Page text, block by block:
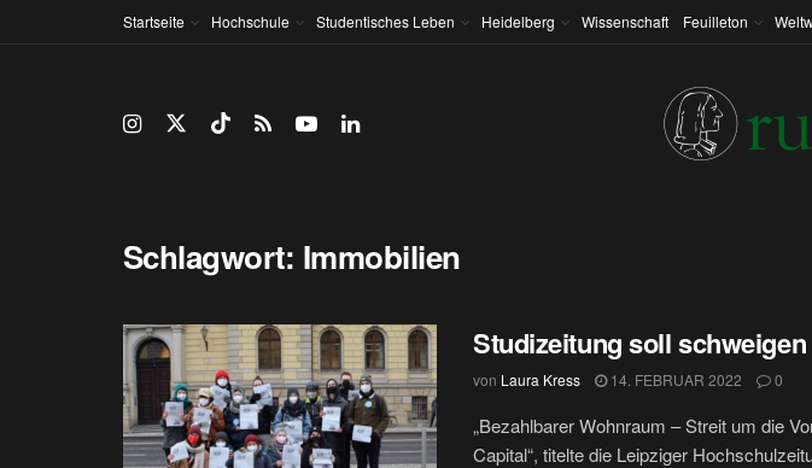
Startseite Hochschule Studentisches Leben Heidelberg Wissenschaft Feuilleton
Schlagwort: Immobilien
Studizeitung soll schweigen
von Laura Kress 14. FEBRUAR 2022 0
„Bezahlbarer Wohnraum – Streit um die
Capital“, titelte die Leipziger